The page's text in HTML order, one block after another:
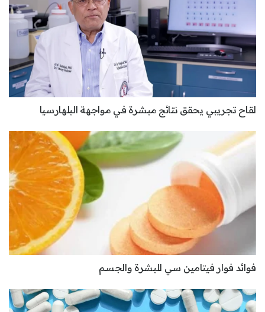
لقاح تجريبي يحقق نتائج مبشرة في مواجهة البلهارسيا
فوائد فوار فيتامين سي للبشرة والجسم